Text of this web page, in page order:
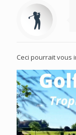
Ceci pourrait vous